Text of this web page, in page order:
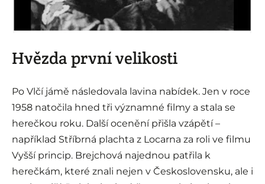
Hvězda první velikosti
Po Vlčí jámě následovala lavina nabídek. Jen v roce
1958 natočila hned tři významné filmy a stala se
herečkou roku. Další ocenění přišla vzápětí –
například Stříbrná plachta z Locarna za roli ve filmu
Vyšší princip. Brejchová najednou patřila k
herečkám, které znali nejen v Československu, ale i